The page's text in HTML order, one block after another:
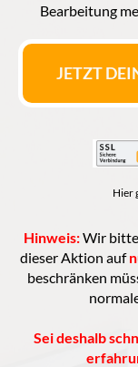
Bearbeitung
JETZT
Hier
Hinweis:Wir
dieser Aktion auf
beschränken
Sei deshalb